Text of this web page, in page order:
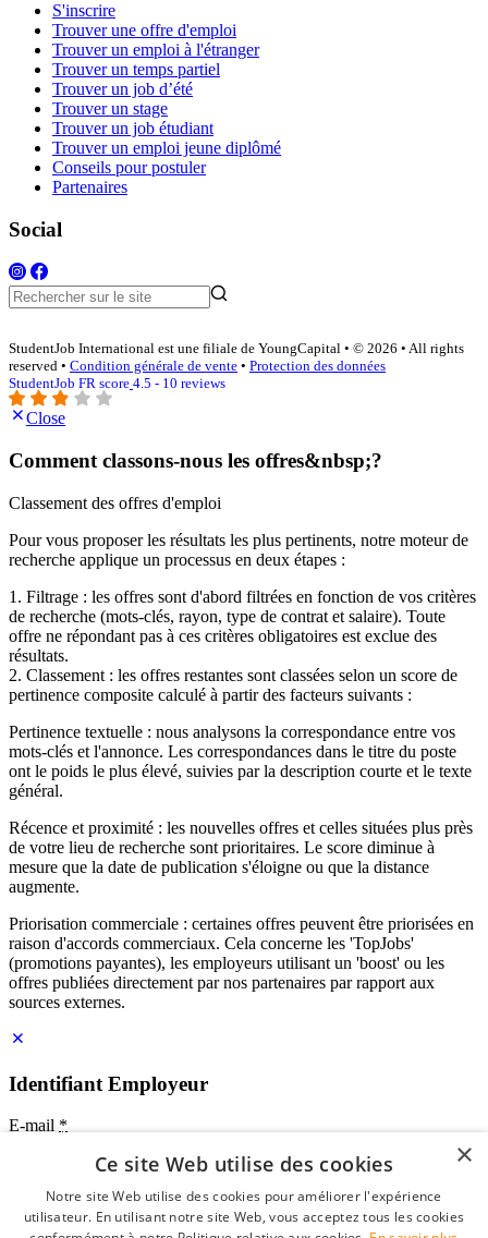
S'inscrire
Trouver une offre d'emploi
Trouver un emploi à l'étranger
Trouver un temps partiel
Trouver un job d’été
Trouver un stage
Trouver un job étudiant
Trouver un emploi jeune diplômé
Conseils pour postuler
Partenaires
Social
StudentJob International est une filiale de YoungCapital • © 2026 • All rights
reserved • Condition générale de vente • Protection des données
StudentJob FR score 4.5 - 10 reviews
Close
Comment classons-nous les offres&nbsp;?
Classement des offres d'emploi
Pour vous proposer les résultats les plus pertinents, notre moteur de
recherche applique un processus en deux étapes :
1. Filtrage : les offres sont d'abord filtrées en fonction de vos critères
de recherche (mots-clés, rayon, type de contrat et salaire). Toute
offre ne répondant pas à ces critères obligatoires est exclue des
résultats.
2. Classement : les offres restantes sont classées selon un score de
pertinence composite calculé à partir des facteurs suivants :
Pertinence textuelle : nous analysons la correspondance entre vos
mots-clés et l'annonce. Les correspondances dans le titre du poste
ont le poids le plus élevé, suivies par la description courte et le texte
général.
Récence et proximité : les nouvelles offres et celles situées plus près
de votre lieu de recherche sont prioritaires. Le score diminue à
mesure que la date de publication s'éloigne ou que la distance
augmente.
Priorisation commerciale : certaines offres peuvent être priorisées en
raison d'accords commerciaux. Cela concerne les 'TopJobs'
(promotions payantes), les employeurs utilisant un 'boost' ou les
offres publiées directement par nos partenaires par rapport aux
sources externes.
Identifiant Employeur
E-mail *
Mot de passe
se souvenir de moi
mot de passe oublié?
×
Ce site Web utilise des cookies
Notre site Web utilise des cookies pour améliorer l'expérience
utilisateur. En utilisant notre site Web, vous acceptez tous les cookies